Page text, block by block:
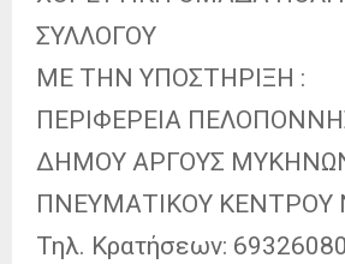
ΣΥΛΛΟΓΟΥ
ΜΕ ΤΗΝ ΥΠΟΣΤΗΡΙΞΗ :
ΠΕΡΙΦΕΡΕΙΑ
ΔΗΜΟΥ ΑΡΓΟΥΣ
ΠΝΕΥΜΑΤΙΚΟΥ ΚΕΝΤΡΟΥ
Τηλ. Κρατήσεων: